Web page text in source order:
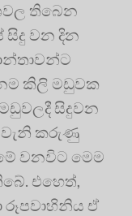
තිබෙන
සිදු වන දින
කිලි මඩුවක
සිදුවන
වැනි කරුණු
වනවිට මෙම
එහෙත්,
රූපවාහිනිය ඒ